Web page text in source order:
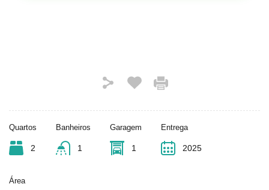
Quartos
2
Banheiros
1
Garagem
1
Entrega
2025
Área